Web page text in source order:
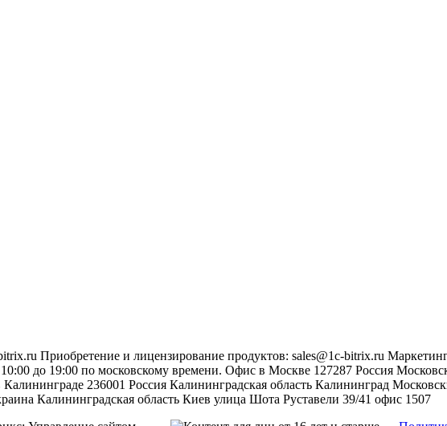
Приобретение и лицензирование продуктов: sales@1c-bitrix.ru
до 19:00 по московскому времени. Офис в Москве 127287 Россия
236001 Россия Калининградская область Калининград
Калининградская область Киев улица Шота Руставели 39/41 офис 1507